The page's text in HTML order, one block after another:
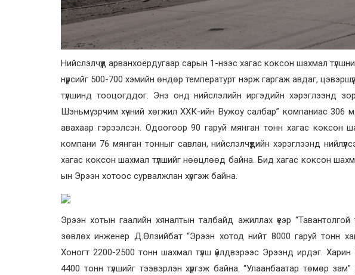
Нийслэлчүүд арванхоёрдугаар сарын 1-нээс хагас коксон шахмал
нүүрсийг 500-700 хэмийн өндөр температурт нэрж гаргаж авдаг,
түлшинд тооцогддог. Энэ онд нийслэлийн иргэдийн хэрэглээнд
Шэньмү эрчим хүчний хөгжил ХХК-ийн Вужоу салбар” компаниас 306
авахаар гэрээлсэн. Одоогоор 90 гаруй мянган тонн хагас коксон
компани 76 мянган тонныг савлан, нийслэлчүүдийн хэрэглээнд
хагас коксон шахмал түлшийг нөөцлөөд байна. Бид хагас коксон
ын Эрээн хотоос сурвалжлан хүргэж байна.
Эрээн хотын гаалийн хяналтын талбайд ажиллах үеэр
зөвлөх инженер Д.Өлзийбат “Эрээн хотод нийт 8000 гаруй тонн
Хоногт 2200-2500 тонн шахмал түлш үйлдвэрээс Эрээнд ирдэг.
4400 тонн түлшийг тээвэрлэн хүргэж байна. “Улаанбаатар төмөр